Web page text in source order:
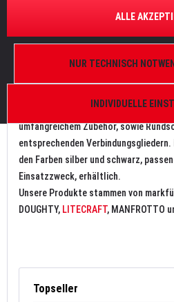
Anschlagmaterial umfasst all das
finde sich hier auch Sicherungs- und
umfangreichem Zubehör, sowie
entsprechenden
den Farben silber und schwarz,
Einsatzzweck, erhältlich.
Unsere Produkte stammen von
DOUGHTY, LITECRAFT, MANFROTTO
Topseller
INDIVIDUELLE
NUR TECHNISCH
ALLE